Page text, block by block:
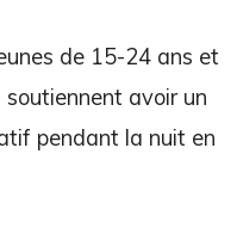
de 15-24 ans et
avoir un
pendant la nuit en